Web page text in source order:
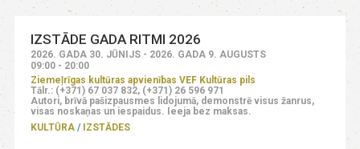
IZSTĀDE GADA RITMI 2026
2026. GADA 30. JŪNIJS - 2026. GADA 9. AUGUSTS
09:00 - 20:00
Ziemeļrīgas kultūras apvienības VEF Kultūras pils
Tālr.: (+371) 67 037 832, (+371) 26 596 971
Autori, brīvā pašizpausmes lidojumā, demonstrē visus žanrus,
visas noskaņas un iespaidus. Ieeja bez maksas.
KULTŪRA
IZSTĀDES